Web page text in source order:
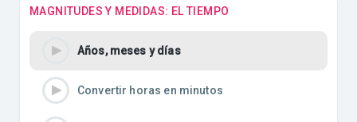
MAGNITUDES Y MEDIDAS: EL TIEMPO
Años, meses y días
Convertir horas en minutos